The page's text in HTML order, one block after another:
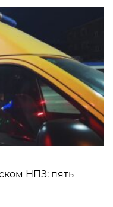
НПЗ: пять